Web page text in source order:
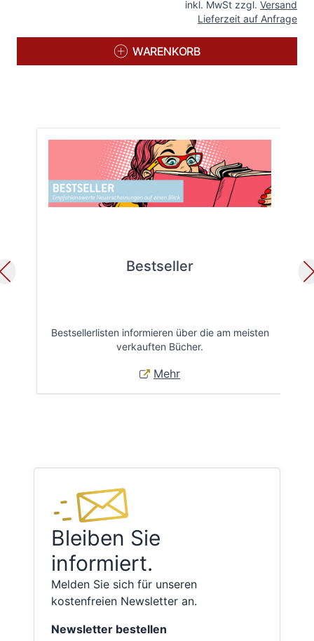
inkl. MwSt zzgl. Versand
Lieferzeit auf Anfrage
WARENKORB
Bestseller
Bestsellerlisten informieren über die am meisten
verkauften Bücher.
Mehr
Bleiben Sie
informiert.
Melden Sie sich für unseren
kostenfreien Newsletter an.